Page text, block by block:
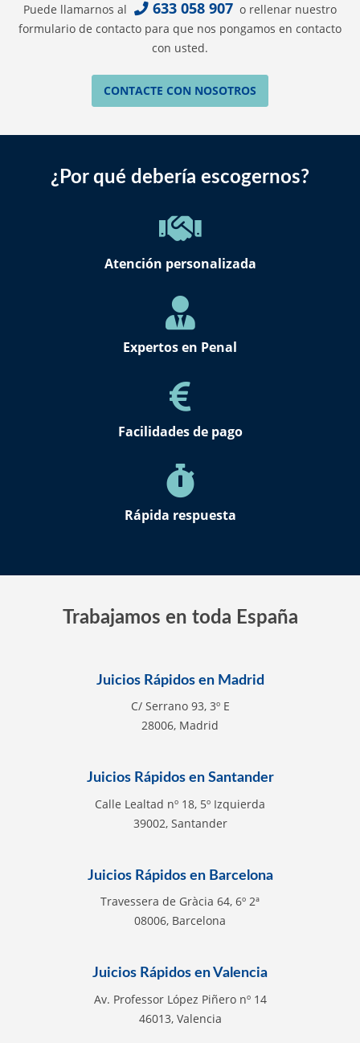
Puede llamarnos al 633 058 907 o rellenar nuestro
formulario de contacto para que nos pongamos en contacto
con usted.
CONTACTE CON NOSOTROS
¿Por qué debería escogernos?
Atención personalizada
Expertos en Penal
Facilidades de pago
Rápida respuesta
Trabajamos en toda España
Juicios Rápidos en Madrid
C/ Serrano 93, 3º E
28006, Madrid
Juicios Rápidos en Santander
Calle Lealtad nº 18, 5º Izquierda
39002, Santander
Juicios Rápidos en Barcelona
Travessera de Gràcia 64, 6º 2ª
08006, Barcelona
Juicios Rápidos en Valencia
Av. Professor López Piñero nº 14
46013, Valencia